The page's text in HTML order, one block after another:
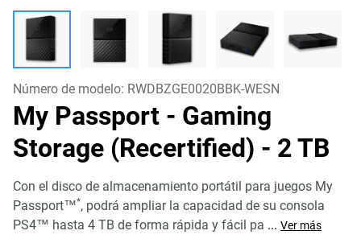
Número de modelo: RWDBZGE0020BBK-WESN
My Passport - Gaming
Storage (Recertified) - 2 TB
Con el disco de almacenamiento portátil para juegos My
Passport™*, podrá ampliar la capacidad de su consola
PS4™ hasta 4 TB de forma rápida y fácil pa ... Ver más